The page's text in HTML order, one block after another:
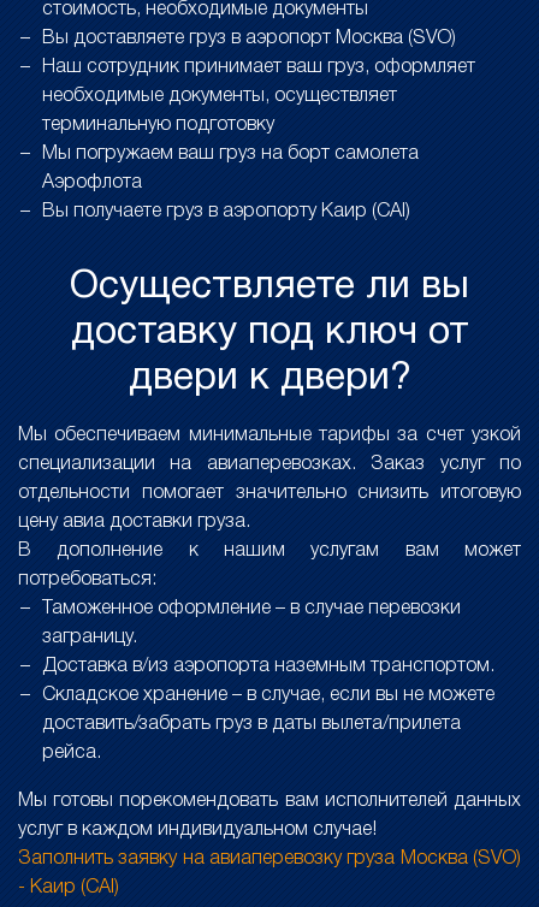
стоимость, необходимые документы
Вы доставляете груз в аэропорт Москва (SVO)
Наш сотрудник принимает ваш груз, оформляет
необходимые документы, осуществляет
терминальную подготовку
Мы погружаем ваш груз на борт самолета
Аэрофлота
Вы получаете груз в аэропорту Каир (CAI)
Осуществляете ли вы
доставку под ключ от
двери к двери?
Мы обеспечиваем минимальные тарифы за счет узкой
специализации на авиаперевозках. Заказ услуг по
отдельности помогает значительно снизить итоговую
цену авиа доставки груза.
В дополнение к нашим услугам вам может
потребоваться:
Таможенное оформление – в случае перевозки
заграницу.
Доставка в/из аэропорта наземным транспортом.
Складское хранение – в случае, если вы не можете
доставить/забрать груз в даты вылета/прилета
рейса.
Мы готовы порекомендовать вам исполнителей данных
услуг в каждом индивидуальном случае!
Заполнить заявку на авиаперевозку груза Москва (SVO)
- Каир (CAI)